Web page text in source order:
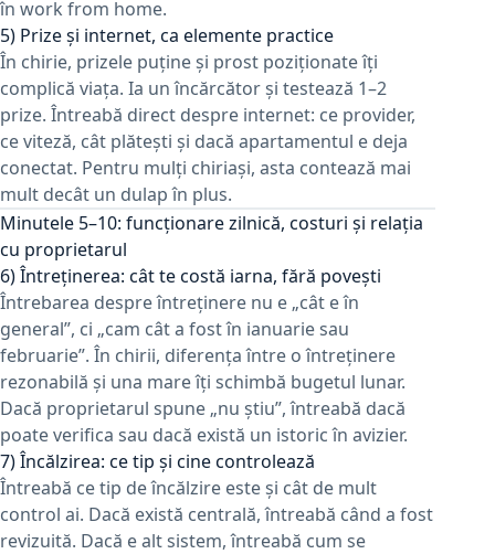
în work from home.
5) Prize și internet, ca elemente practice
În chirie, prizele puține și prost poziționate îți
complică viața. Ia un încărcător și testează 1–2
prize. Întreabă direct despre internet: ce provider,
ce viteză, cât plătești și dacă apartamentul e deja
conectat. Pentru mulți chiriași, asta contează mai
mult decât un dulap în plus.
Minutele 5–10: funcționare zilnică, costuri și relația
cu proprietarul
6) Întreținerea: cât te costă iarna, fără povești
Întrebarea despre întreținere nu e „cât e în
general”, ci „cam cât a fost în ianuarie sau
februarie”. În chirii, diferența între o întreținere
rezonabilă și una mare îți schimbă bugetul lunar.
Dacă proprietarul spune „nu știu”, întreabă dacă
poate verifica sau dacă există un istoric în avizier.
7) Încălzirea: ce tip și cine controlează
Întreabă ce tip de încălzire este și cât de mult
control ai. Dacă există centrală, întreabă când a fost
revizuită. Dacă e alt sistem, întreabă cum se